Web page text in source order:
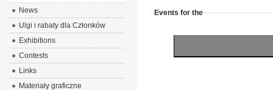
Events for the
News
Ulgi i rabaty dla Członków
Exhibitions
Contests
Links
Materiały graficzne